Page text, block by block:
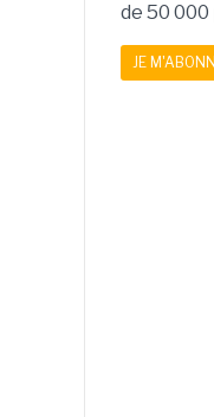
de 50
JE